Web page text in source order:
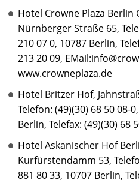
Hotel Crowne Plaza Berlin
Nürnberger Straße 65,
210 07 0, 10787 Berlin,
213 20 09,
www.crowneplaza.de
Hotel Britzer Hof,
Telefon: (49)(30) 68 50 08-
Berlin, Telefax: (49)(30) 68
Hotel Askanischer Hof
Kurfürstendamm 53,
881 80 33, 10707 Berlin,